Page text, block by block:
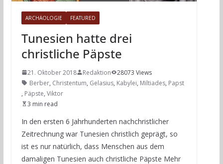
ARCHÄOLOGIE FEATURED
Tunesien hatte drei
christliche Päpste
21. Oktober 2018 Redaktion
28073 Views
Berber, Christentum, Gelasius, Kabylei, Miltiades, Papst
, Päpste, Viktor
3 min read
In den ersten 6 Jahrhunderten nachchristlicher
Zeitrechnung war Tunesien christlich geprägt, so
ist es nur natürlich, dass Menschen aus dem
damaligen Tunesien auch christliche Päpste Mehr